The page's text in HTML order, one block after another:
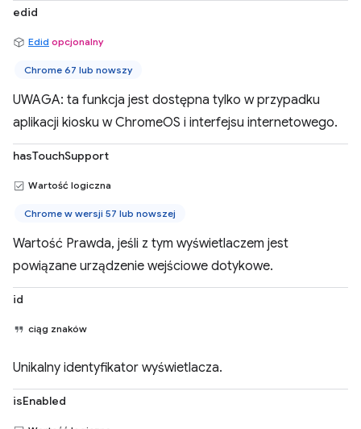
edid
Edid opcjonalny
Chrome 67 lub nowszy
UWAGA: ta funkcja jest dostępna tylko w przypadku
aplikacji kiosku w ChromeOS i interfejsu internetowego.
hasTouchSupport
Wartość logiczna
Chrome w wersji 57 lub nowszej
Wartość Prawda, jeśli z tym wyświetlaczem jest
powiązane urządzenie wejściowe dotykowe.
id
ciąg znaków
Unikalny identyfikator wyświetlacza.
isEnabled